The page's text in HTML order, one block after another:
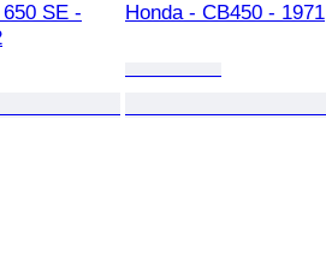
SE -
Honda - CB450 - 1971